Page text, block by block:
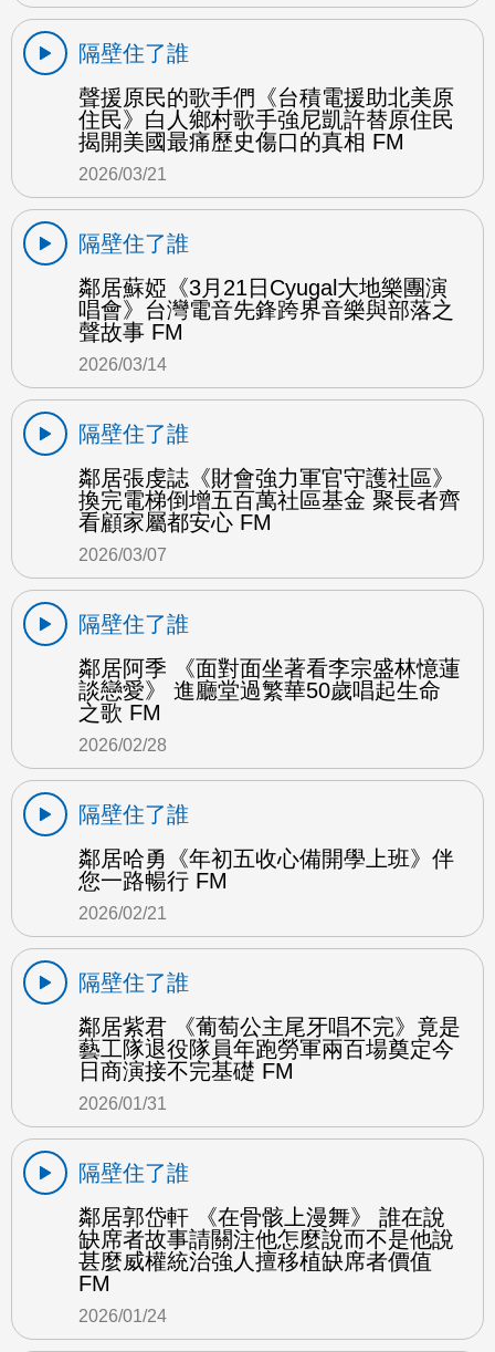
隔壁住了誰
聲援原民的歌手們《台積電援助北美原
住民》白人鄉村歌手強尼凱許替原住民
揭開美國最痛歷史傷口的真相 FM
2026/03/21
隔壁住了誰
鄰居蘇婭《3月21日Cyugal大地樂團演
唱會》台灣電音先鋒跨界音樂與部落之
聲故事 FM
2026/03/14
隔壁住了誰
鄰居張虔誌《財會強力軍官守護社區》
換完電梯倒增五百萬社區基金 聚長者齊
看顧家屬都安心 FM
2026/03/07
隔壁住了誰
鄰居阿季 《面對面坐著看李宗盛林憶蓮
談戀愛》 進廳堂過繁華50歲唱起生命
之歌 FM
2026/02/28
隔壁住了誰
鄰居哈勇《年初五收心備開學上班》伴
您一路暢行 FM
2026/02/21
隔壁住了誰
鄰居紫君 《葡萄公主尾牙唱不完》竟是
藝工隊退役隊員年跑勞軍兩百場奠定今
日商演接不完基礎 FM
2026/01/31
隔壁住了誰
鄰居郭岱軒 《在骨骸上漫舞》 誰在說
缺席者故事請關注他怎麼說而不是他說
甚麼威權統治強人擅移植缺席者價值
FM
2026/01/24